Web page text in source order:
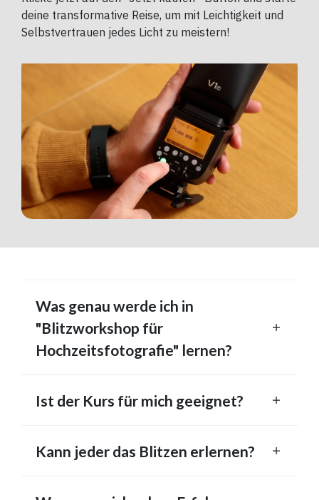
deine transformative Reise, um mit Leichtigkeit und
Selbstvertrauen jedes Licht zu meistern!
Was genau werde ich in
"Blitzworkshop für
Hochzeitsfotografie" lernen?
Ist der Kurs für mich geeignet?
Kann jeder das Blitzen erlernen?